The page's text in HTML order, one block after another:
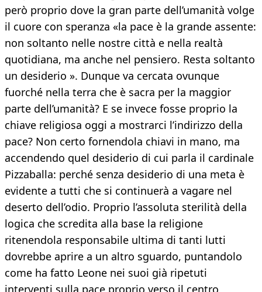
però proprio dove la gran parte dell’umanità volge
il cuore con speranza «la pace è la grande assente:
non soltanto nelle nostre città e nella realtà
quotidiana, ma anche nel pensiero. Resta soltanto
un desiderio ». Dunque va cercata ovunque
fuorché nella terra che è sacra per la maggior
parte dell’umanità? E se invece fosse proprio la
chiave religiosa oggi a mostrarci l’indirizzo della
pace? Non certo fornendola chiavi in mano, ma
accendendo quel desiderio di cui parla il cardinale
Pizzaballa: perché senza desiderio di una meta è
evidente a tutti che si continuerà a vagare nel
deserto dell’odio. Proprio l’assoluta sterilità della
logica che scredita alla base la religione
ritenendola responsabile ultima di tanti lutti
dovrebbe aprire a un altro sguardo, puntandolo
come ha fatto Leone nei suoi già ripetuti
interventi sulla pace proprio verso il centro